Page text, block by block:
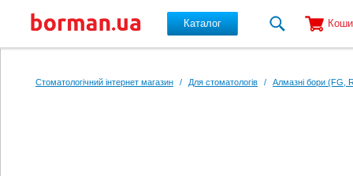
Каталог
Стоматологічний інтернет магазин / Для стоматологів / Алмазні бори (FG,